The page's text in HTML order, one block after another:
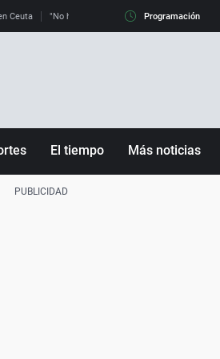
Ceuta "No hay mafias, que no nos engañen":
Programación
El tiempo Más noticias